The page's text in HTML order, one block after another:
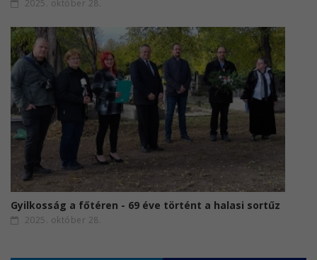
2025. október 28.
Gyilkosság a főtéren - 69 éve történt a halasi sortűz
2025. október 28.